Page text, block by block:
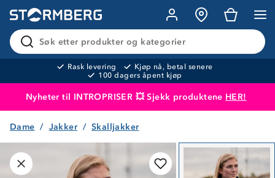
Søk etter produkter og kategorier
Rask levering
Kjøp nå, betal senere
100 dagers åpent kjøp
Nyheter til INTROPRISER 💥 Sjekk produktene HER!
Produktet er lagt i handlekurven
Dame Jakker Skalljakker